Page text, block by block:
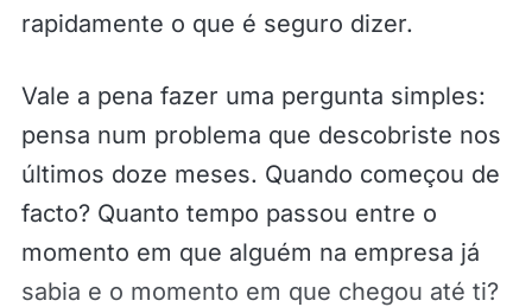
rapidamente o que é seguro dizer.
Vale a pena fazer uma pergunta simples:
pensa num problema que descobriste nos
últimos doze meses. Quando começou de
facto? Quanto tempo passou entre o
momento em que alguém na empresa já
sabia e o momento em que chegou até ti?